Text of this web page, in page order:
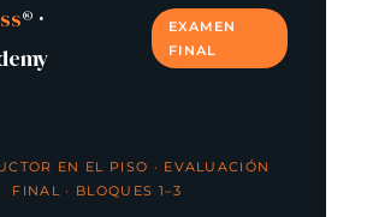
® ·
EXAMEN
FINAL
EN EL PISO · EVALUACIÓN
FINAL · BLOQUES 1–3